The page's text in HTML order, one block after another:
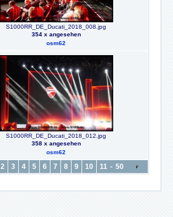
S1000RR_DE_Ducati_2018_008.jpg
354 x angesehen
osm62
S1000RR_DE_Ducati_2018_012.jpg
358 x angesehen
osm62
2 3 4 5 6 7 8 9 10 11 - 50